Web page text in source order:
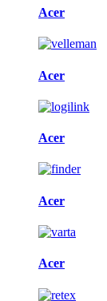
Acer
Acer
Acer
Acer
Acer